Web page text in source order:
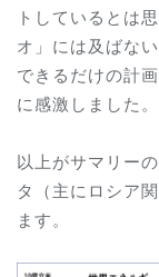
トしているとは
オ」には及ばな
できるだけの計
に感激しました。
以上がサマリー
タ（主にロシア
ます。